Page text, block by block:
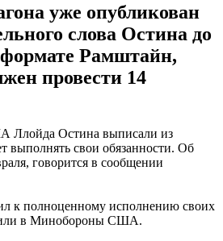
уже опубликован
слова Остина до
формате Рамштайн,
провести 14
Ллойда Остина выписали из
выполнять свои обязанности. Об
говорится в сообщении
к полноценному исполнению своих
в Минобороны США.